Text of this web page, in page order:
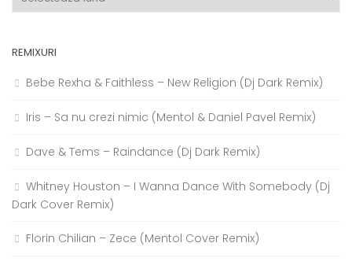
REMIXURI
Bebe Rexha & Faithless – New Religion (Dj Dark Remix)
Iris – Sa nu crezi nimic (Mentol & Daniel Pavel Remix)
Dave & Tems – Raindance (Dj Dark Remix)
Whitney Houston – I Wanna Dance With Somebody (Dj
Dark Cover Remix)
Florin Chilian – Zece (Mentol Cover Remix)